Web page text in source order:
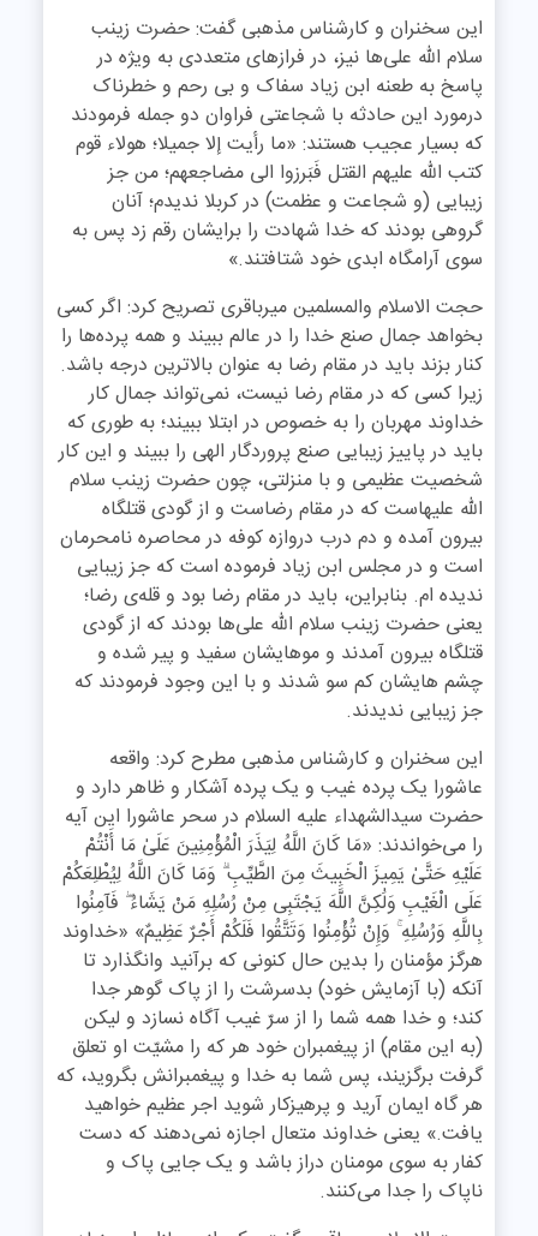
این سخنران و کارشناس مذهبی گفت: حضرت زینب
سلام الله علی‌ها نیز، در فراز‌های متعددی به ویژه در
پاسخ به طعنه ابن زیاد سفاک و بى‏ رحم و خطرناک
درمورد این حادثه با شجاعتی فراوان دو جمله فرمودند
که بسیار عجیب هستند: «ما رأیت إلا جمیلا؛ هولاء قوم
کتب الله علیهم القتل فَبَرزوا الی مضاجعهم؛ من جز
زیبایی (و شجاعت و عظمت) در کربلا ندیدم؛ آنان
گروهی بودند که خدا شهادت را برایشان رقم زد پس به
سوی آرامگاه ابدی خود شتافتند.»
حجت الاسلام والمسلمین میرباقری تصریح کرد: اگر کسی
بخواهد جمال صنع خدا را در عالم ببیند و همه پرده‌ها را
کنار بزند باید در مقام رضا به عنوان بالاترین درجه باشد.
زیرا کسی که در مقام رضا نیست، نمی‌تواند جمال کار
خداوند مهربان را به خصوص در ابتلا ببیند؛ به طوری که
باید در پاییز زیبایی صنع پروردگار الهی را ببیند و این کار
شخصیت عظیمی و با منزلتی، چون حضرت زینب سلام
الله علیهاست که در مقام رضاست و از گودی قتلگاه
بیرون آمده و دم درب دروازه کوفه در محاصره نامحرمان
است و در مجلس ابن زیاد فرموده است که جز زیبایی
ندیده ام. بنابراین، باید در مقام رضا بود و قله‌ی رضا؛
یعنی حضرت زینب سلام الله علی‌ها بودند که از گودی
قتلگاه بیرون آمدند و موهایشان سفید و پیر شده و
چشم هایشان کم سو شدند و با این وجود فرمودند که
جز زیبایی ندیدند.
این سخنران و کارشناس مذهبی مطرح کرد: واقعه
عاشورا یک پرده غیب و یک پرده آشکار و ظاهر دارد و
حضرت سیدالشهداء علیه السلام در سحر عاشورا این آیه
را می‌خواندند: «مَا کَانَ اللَّهُ لِیَذَرَ الْمُؤْمِنِینَ عَلَىٰ مَا أَنْتُمْ
عَلَیْهِ حَتَّىٰ یَمِیزَ الْخَبِیثَ مِنَ الطَّیِّبِ ۗ وَمَا کَانَ اللَّهُ لِیُطْلِعَکُمْ
عَلَى الْغَیْبِ وَلَٰکِنَّ اللَّهَ یَجْتَبِی مِنْ رُسُلِهِ مَنْ یَشَاءُ ۖ فَآمِنُوا
بِاللَّهِ وَرُسُلِهِ ۚ وَإِنْ تُؤْمِنُوا وَتَتَّقُوا فَلَکُمْ أَجْرٌ عَظِیمٌ» «خداوند
هرگز مؤمنان را بدین حال کنونی که برآنید وانگذارد تا
آنکه (با آزمایش خود) بدسرشت را از پاک گوهر جدا
کند؛ و خدا همه شما را از سرّ غیب آگاه نسازد و لیکن
(به این مقام) از پیغمبران خود هر که را مشیّت او تعلق
گرفت برگزیند، پس شما به خدا و پیغمبرانش بگروید، که
هر گاه ایمان آرید و پرهیزکار شوید اجر عظیم خواهید
یافت.» یعنی خداوند متعال اجازه نمی‌دهند که دست
کفار به سوی مومنان دراز باشد و یک جایی پاک و
ناپاک را جدا می‌کنند.